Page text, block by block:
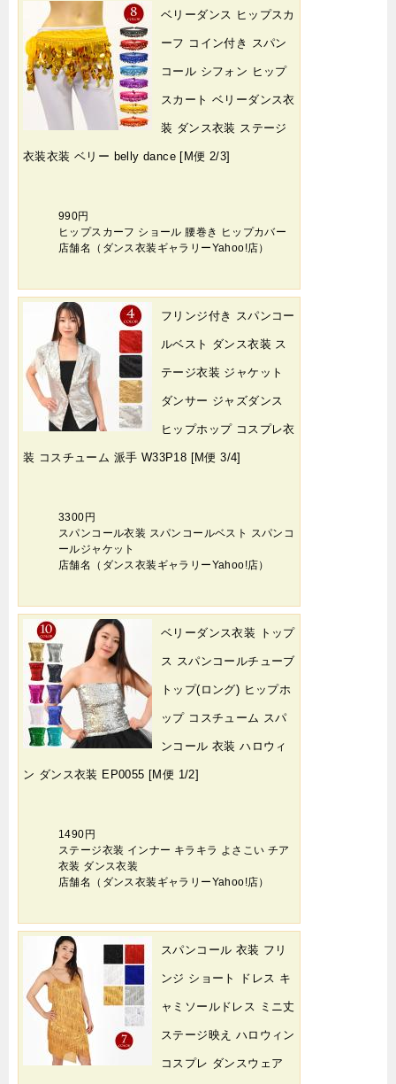
ベリーダンス ヒップスカ
ーフ コイン付き スパン
コール シフォン ヒップ
スカート ベリーダンス衣
装 ダンス衣装 ステージ
衣装衣装 ベリー belly dance [M便 2/3]
990円
ヒップスカーフ ショール 腰巻き ヒップカバー
店舗名（ダンス衣装ギャラリーYahoo!店）
フリンジ付き スパンコー
ルベスト ダンス衣装 ス
テージ衣装 ジャケット
ダンサー ジャズダンス
ヒップホップ コスプレ衣
装 コスチューム 派手 W33P18 [M便 3/4]
3300円
スパンコール衣装 スパンコールベスト スパンコ
ールジャケット
店舗名（ダンス衣装ギャラリーYahoo!店）
ベリーダンス衣装 トップ
ス スパンコールチューブ
トップ(ロング) ヒップホ
ップ コスチューム スパ
ンコール 衣装 ハロウィ
ン ダンス衣装 EP0055 [M便 1/2]
1490円
ステージ衣装 インナー キラキラ よさこい チア
衣装 ダンス衣装
店舗名（ダンス衣装ギャラリーYahoo!店）
スパンコール 衣装 フリ
ンジ ショート ドレス キ
ャミソールドレス ミニ丈
ステージ映え ハロウィン
コスプレ ダンスウェア